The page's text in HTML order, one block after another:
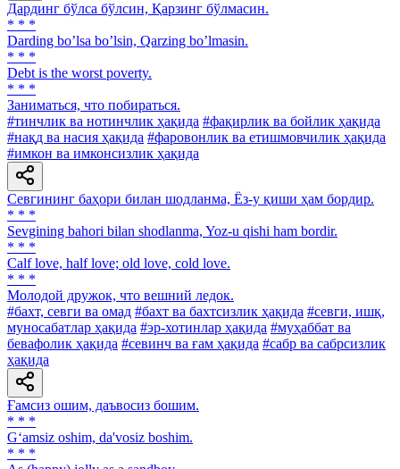
Дардинг бўлса бўлсин, Қарзинг бўлмасин.
* * *
Darding boʼlsa boʼlsin, Qarzing boʼlmasin.
* * *
Debt is the worst poverty.
* * *
Заниматься, что побираться.
#тинчлик ва нотинчлик ҳақида #фақирлик ва бойлик ҳақида
#нақд ва насия ҳақида #фаровонлик ва етишмовчилик ҳақида
#имкон ва имконсизлик ҳақида
Севгининг баҳори билан шодланма, Ёз-у қиши ҳам бордир.
* * *
Sevgining bahori bilan shodlanma, Yoz-u qishi ham bordir.
* * *
Calf love, half love; old love, cold love.
* * *
Молодой дружок, что вешний ледок.
#бахт, севги ва омад #бахт ва бахтсизлик ҳақида #севги, ишқ,
муносабатлар ҳақида #эр-хотинлар ҳақида #муҳаббат ва
бевафолик ҳақида #севинч ва ғам ҳақида #сабр ва сабрсизлик
ҳақида
Ғамсиз ошим, даъвосиз бошим.
* * *
G‘amsiz oshim, da'vosiz boshim.
* * *